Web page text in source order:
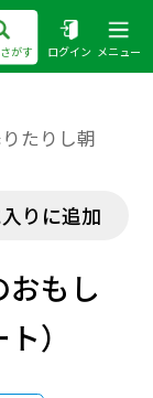
がす ログイン メニュー
たりし朝
りに追加
もし
）